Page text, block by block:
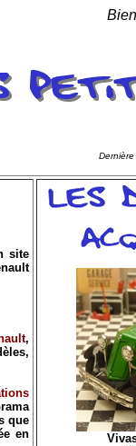
site
,
que
en